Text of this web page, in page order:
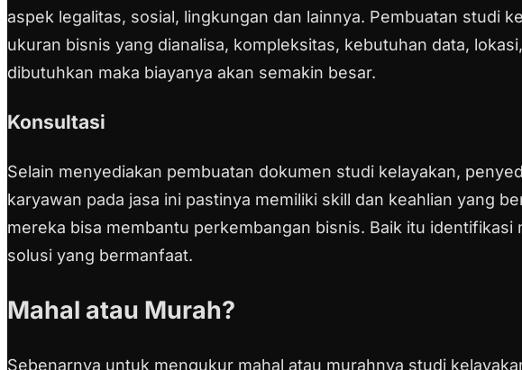
aspek legalitas, sosial, lingkungan dan lainnya. Pembuatan studi
ukuran bisnis yang dianalisa, kompleksitas, kebutuhan data,
dibutuhkan maka biayanya akan semakin besar.
Konsultasi
Selain menyediakan pembuatan dokumen studi kelayakan,
karyawan pada jasa ini pastinya memiliki skill dan keahlian yang
mereka bisa membantu perkembangan bisnis. Baik itu
solusi yang bermanfaat.
Mahal atau Murah?
Sebenarnya untuk mengukur mahal atau murahnya studi